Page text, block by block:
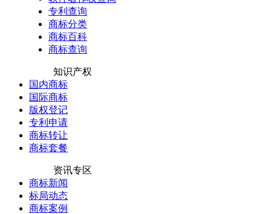
专利查询
商标分类
商标百科
商标查询
知识产权
国内商标
国际商标
版权登记
专利申请
商标转让
商标套餐
资讯专区
商标新闻
标局动态
商标案例